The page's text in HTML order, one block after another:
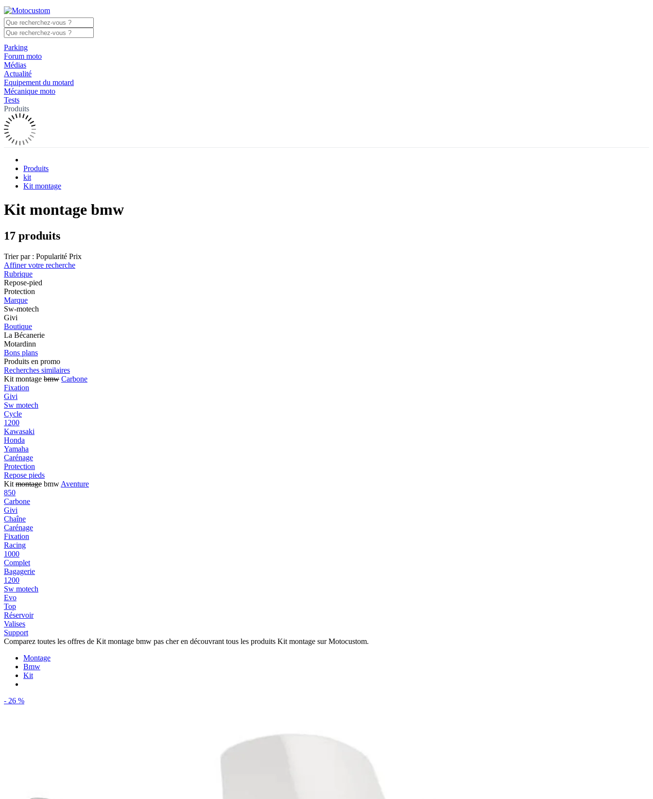
Parking
Forum moto
Médias
Actualité
Equipement du motard
Mécanique moto
Tests
Produits
Produits
kit
Kit montage
Kit montage bmw
17 produits
Trier par : Popularité Prix
Affiner votre recherche
Rubrique
Repose-pied
Protection
Marque
Sw-motech
Givi
Boutique
La Bécanerie
Motardinn
Bons plans
Produits en promo
Recherches similaires
Kit montage bmw Carbone
Fixation
Givi
Sw motech
Cycle
1200
Kawasaki
Honda
Yamaha
Carénage
Protection
Repose pieds
Kit montage bmw Aventure
850
Carbone
Givi
Chaîne
Carénage
Fixation
Racing
1000
Complet
Bagagerie
1200
Sw motech
Evo
Top
Réservoir
Valises
Support
Comparez toutes les offres de Kit montage bmw pas cher en découvrant tous les produits Kit montage sur Motocustom.
Montage
Bmw
Kit
- 26 %